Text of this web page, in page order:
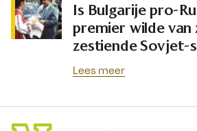
Is Bulgarije pro-
premier wilde van
zestiende Sovjet-
Lees meer